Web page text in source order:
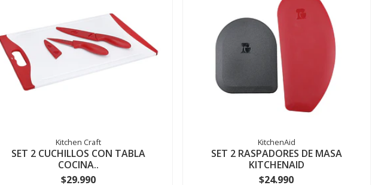
Kitchen Craft
SET 2 CUCHILLOS CON TABLA
COCINA..
$29.990
KitchenAid
SET 2 RASPADORES DE MASA
KITCHENAID
$24.990